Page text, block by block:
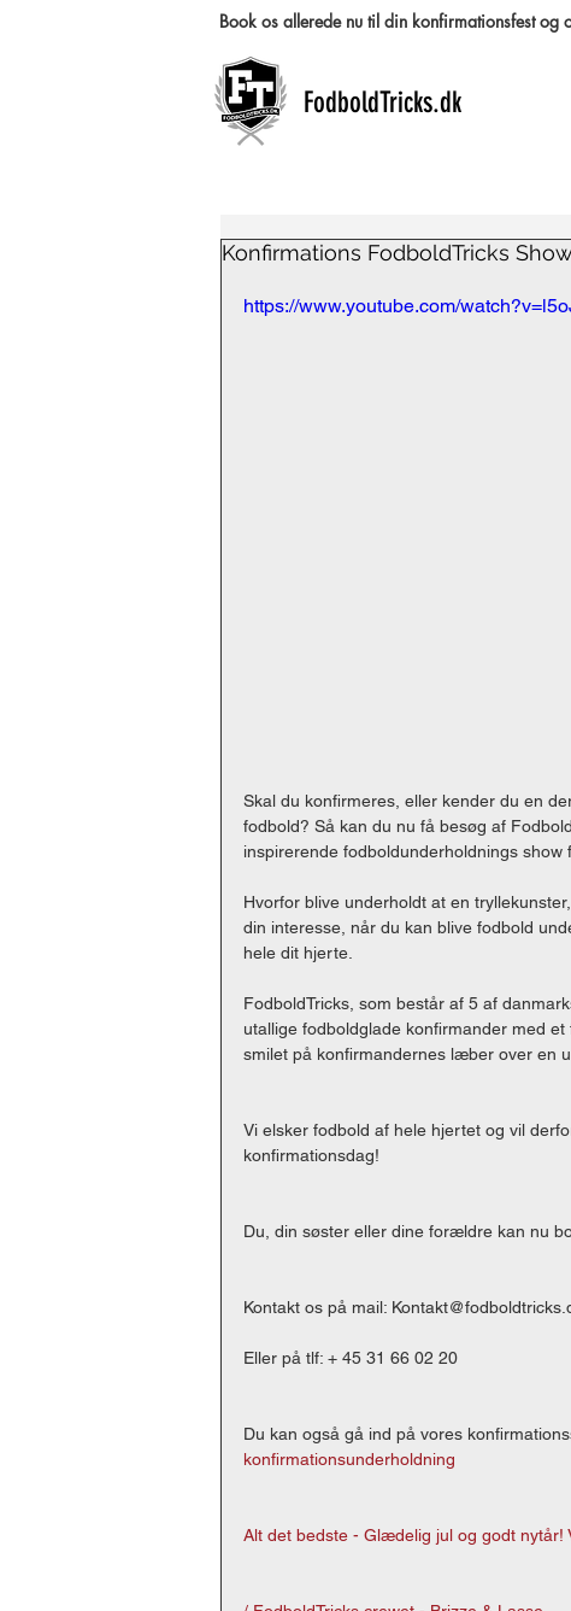
Book os allerede nu til din konfirmationsfest og
FodboldTricks.dk
Konfirmations FodboldTricks
https://www.youtube.com/
Skal du konfirmeres, eller kender du en
fodbold? Så kan du nu få besøg af
inspirerende fodboldunderholdnings
Hvorfor blive underholdt at en
din interesse, når du kan blive fodbold
hele dit hjerte.
FodboldTricks, som består af 5 af
utallige fodboldglade konfirmander med
smilet på konfirmandernes læber over en
Vi elsker fodbold af hele hjertet og vil
konfirmationsdag!
Du, din søster eller dine forældre kan nu
Kontakt os på mail:
Eller på tlf: + 45 31 66 02 20
Du kan også gå ind på vores
konfirmationsunderholdning
Alt det bedste - Glædelig jul og godt nytår!